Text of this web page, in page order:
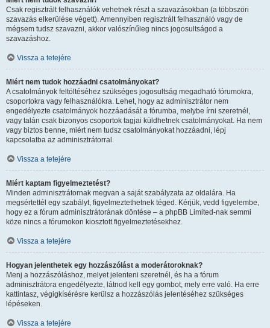
Csak regisztrált felhasználók vehetnek részt a szavazásokban (a többszöri
szavazás elkerülése végett). Amennyiben regisztrált felhasználó vagy de
mégsem tudsz szavazni, akkor valószínűleg nincs jogosultságod a
szavazáshoz.
Vissza a tetejére
Miért nem tudok hozzáadni csatolmányokat?
A csatolmányok feltöltéséhez szükséges jogosultság megadható fórumokra,
csoportokra vagy felhasználókra. Lehet, hogy az adminisztrátor nem
engedélyezte csatolmányok hozzáadását a fórumba, melybe írni szeretnél,
vagy talán csak bizonyos csoportok tagjai küldhetnek csatolmányokat. Ha nem
vagy biztos benne, miért nem tudsz csatolmányokat hozzáadni, lépj
kapcsolatba az adminisztrátorral.
Vissza a tetejére
Miért kaptam figyelmeztetést?
Minden adminisztrátornak megvan a saját szabályzata az oldalára. Ha
megsértettél egy szabályt, figyelmeztethetnek téged. Kérjük, vedd figyelembe,
hogy ez a fórum adminisztrátorának döntése – a phpBB Limited-nak semmi
köze nincs a fórumokon kiosztott figyelmeztetésekhez.
Vissza a tetejére
Hogyan jelenthetek egy hozzászólást a moderátoroknak?
Menj a hozzászóláshoz, melyet jelenteni szeretnél, és ha a fórum
adminisztrátora engedélyezte, látnod kell egy gombot, mely erre való. Ha erre
kattintasz, végigkísérésre kerülsz a hozzászólás jelentéséhez szükséges
lépéseken.
Vissza a tetejére